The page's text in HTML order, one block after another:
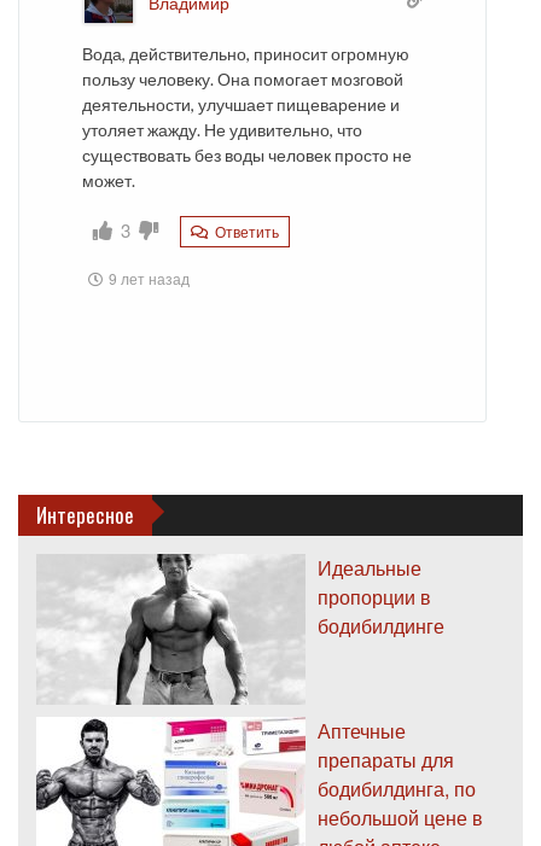
Вода, действительно, приносит огромную
пользу человеку. Она помогает мозговой
деятельности, улучшает пищеварение и
утоляет жажду. Не удивительно, что
существовать без воды человек просто не
может.
3 Ответить
9 лет назад
Интересное
Идеальные
пропорции в
бодибилдинге
Аптечные
препараты для
бодибилдинга, по
небольшой цене в